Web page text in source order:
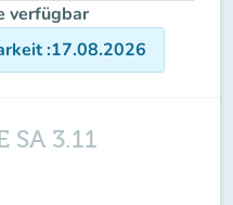
verfügbar
:17.08.2026
SA 3.11